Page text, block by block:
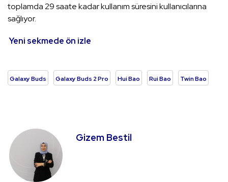
toplamda 29 saate kadar kullanım süresini kullanıcılarına
sağlıyor.
Yeni sekmede ön izle
Galaxy Buds Galaxy Buds 2 Pro Hui Bao Rui Bao Twin Bao
Gizem Bestil